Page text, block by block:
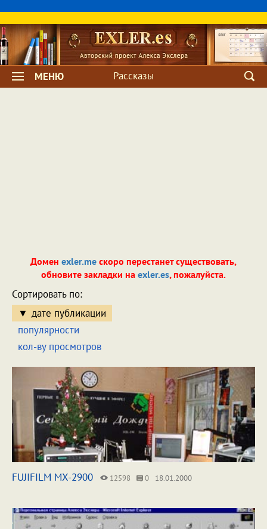
МЕНЮ Рассказы
Домен exler.me скоро перестанет существовать,
обновите закладки на exler.es, пожалуйста.
Сортировать по:
дате публикации
популярности
кол-ву просмотров
FUJIFILM MX-2900 12598 0 18.01.2000